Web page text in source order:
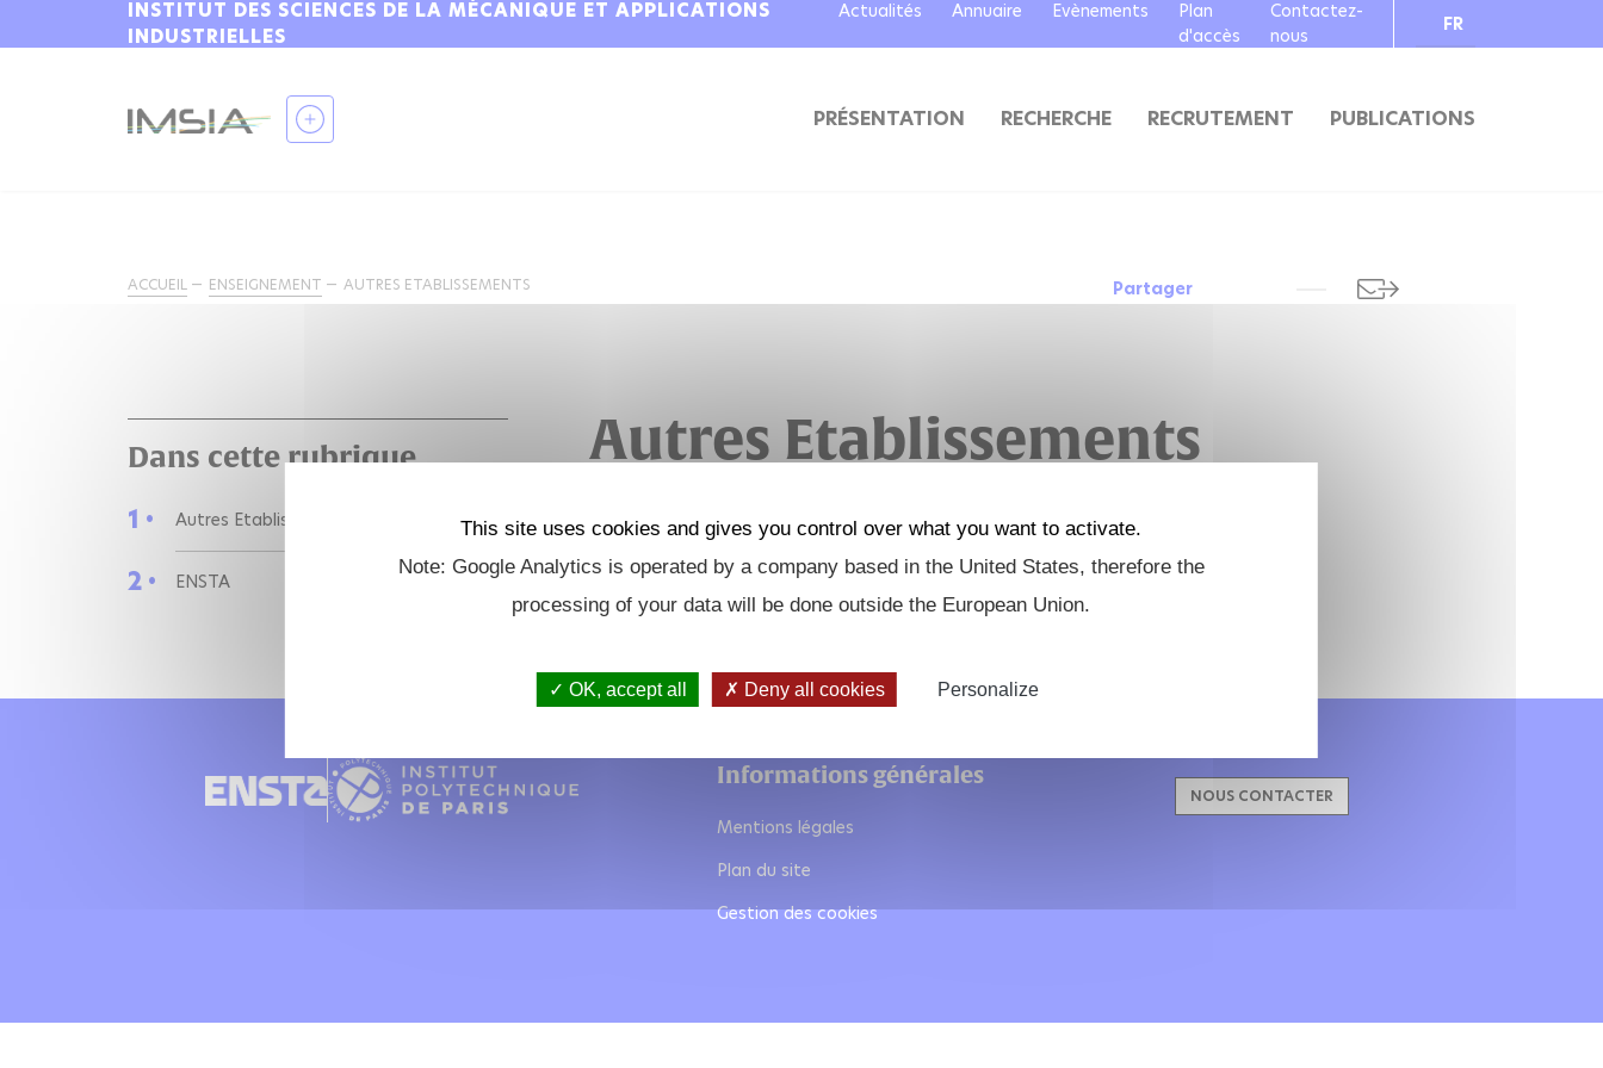
INSTITUT DES SCIENCES DE LA MÉCANIQUE ET APPLICATIONS
INDUSTRIELLES
Actualités Annuaire Evènements
Plan
d'accès
Contactez-
nous
FR
PRÉSENTATION
RECHERCHE RECRUTEMENT PUBLICATIONS
ACCUEIL ENSEIGNEMENT AUTRES ETABLISSEMENTS Partager
Dans cette rubrique
1 •
Autres Etablissements
2 • ENSTA
Autres Etablissements
Informations générales
Mentions légales
Plan du site
Gestion des cookies
NOUS CONTACTER
This site uses cookies and gives you control over what you want to activate.
Note: Google Analytics is operated by a company based in the United States, therefore the
processing of your data will be done outside the European Union.
OK, accept all Deny all cookies Personalize